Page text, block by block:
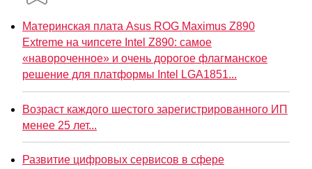
Материнская плата Asus ROG Maximus Z890
Extreme на чипсете Intel Z890: самое
«навороченное» и очень дорогое флагманское
решение для платформы Intel LGA1851...
Возраст каждого шестого зарегистрированного ИП
менее 25 лет...
Развитие цифровых сервисов в сфере